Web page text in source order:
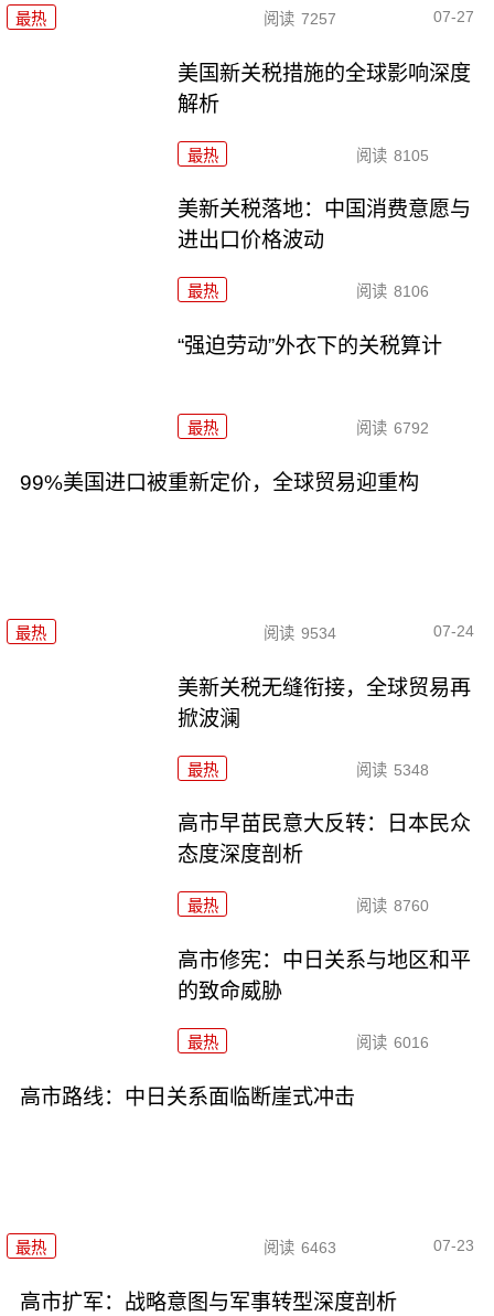
最热 阅读 7257 07-27
美国新关税措施的全球影响深度
解析
最热 阅读 8105
美新关税落地：中国消费意愿与
进出口价格波动
最热 阅读 8106
“强迫劳动”外衣下的关税算计
最热 阅读 6792
99%美国进口被重新定价，全球贸易迎重构
最热 阅读 9534 07-24
美新关税无缝衔接，全球贸易再
掀波澜
最热 阅读 5348
高市早苗民意大反转：日本民众
态度深度剖析
最热 阅读 8760
高市修宪：中日关系与地区和平
的致命威胁
最热 阅读 6016
高市路线：中日关系面临断崖式冲击
最热 阅读 6463 07-23
高市扩军：战略意图与军事转型深度剖析